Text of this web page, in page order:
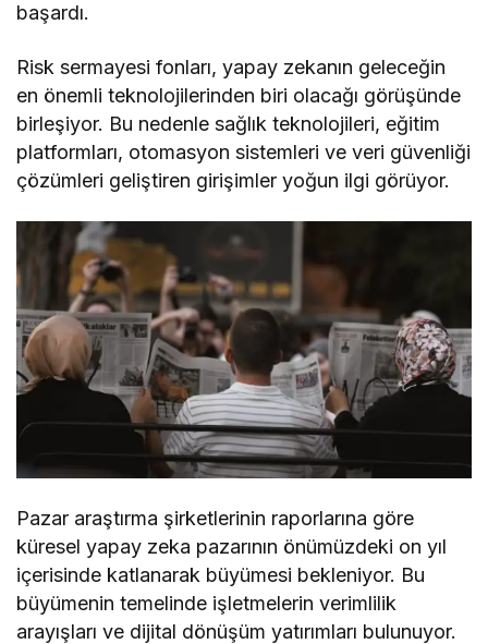
başardı.
Risk sermayesi fonları, yapay zekanın geleceğin
en önemli teknolojilerinden biri olacağı görüşünde
birleşiyor. Bu nedenle sağlık teknolojileri, eğitim
platformları, otomasyon sistemleri ve veri güvenliği
çözümleri geliştiren girişimler yoğun ilgi görüyor.
Pazar araştırma şirketlerinin raporlarına göre
küresel yapay zeka pazarının önümüzdeki on yıl
içerisinde katlanarak büyümesi bekleniyor. Bu
büyümenin temelinde işletmelerin verimlilik
arayışları ve dijital dönüşüm yatırımları bulunuyor.